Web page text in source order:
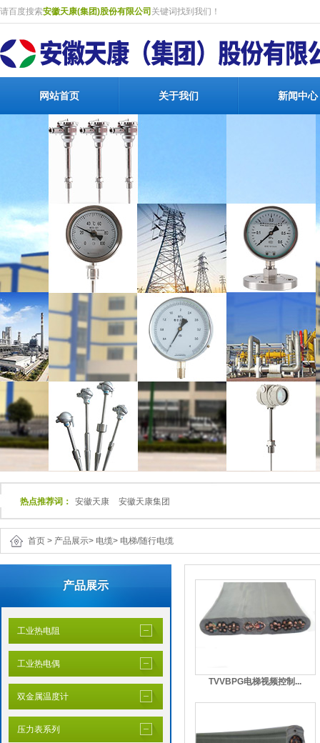
请百度搜索安徽天康(集团)股份有限公司 关键词找到我们！
网站首页 关于我们 新闻中心
热点推荐词： 安徽天康 安徽天康集团
首页 > 产品展示> 电缆> 电梯/随行电缆
产品展示
工业热电阻
工业热电偶
双金属温度计
压力表系列
TVVBPG电梯视频控制...